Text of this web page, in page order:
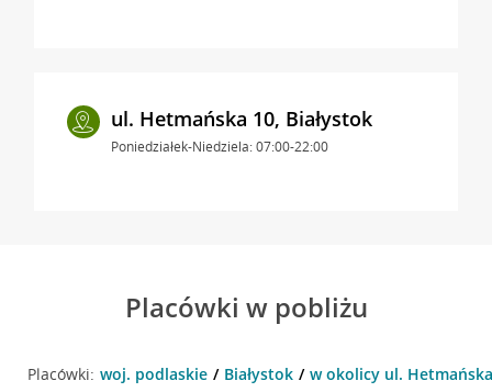
ul. Hetmańska 10, Białystok
Poniedziałek-Niedziela: 07:00-22:00
Placówki w pobliżu
Placówki: woj. podlaskie Białystok w okolicy ul.